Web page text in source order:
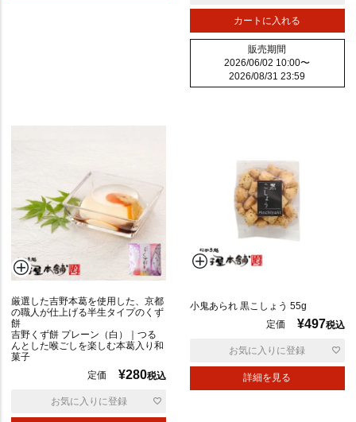
カートに入れる
販売期間
2026/06/02 10:00〜
2026/08/31 23:59
厳選した吉野本葛を使用した、京都
の職人が仕上げる半生タイプのくず
餅
吉野くず餅 プレーン（白）｜つる
んとした喉ごしを楽しむ本葛入り和
菓子
定価
¥280税込
お気に入りに登録
小鬼あられ 黒こしょう 55g
定価
¥497税込
詳細を見る
お気に入りに登録